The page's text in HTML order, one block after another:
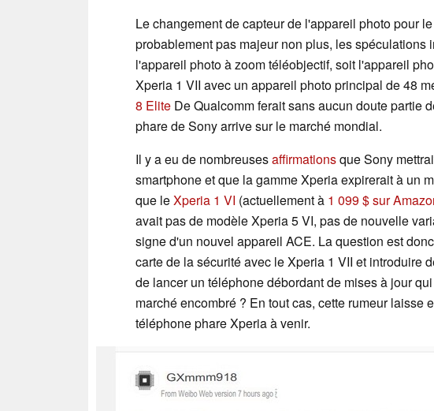
Le changement de capteur de l'appareil photo pour
probablement pas majeur non plus, les
l'appareil photo à zoom téléobjectif, soit l'appareil
Xperia 1 VII avec un appareil photo principal de 48
8 Elite De Qualcomm ferait sans aucun doute partie
phare de Sony arrive sur le marché mondial.
Il y a eu de nombreusesaffirmationsque Sony
smartphone et que la gamme Xperia expirerait à un
que leXperia 1 VI (actuellement à 1 099 $ sur
avait pas de modèle Xperia 5 VI, pas de nouvelle
signe d'un nouvel appareil ACE. La question est
carte de la sécurité avec le Xperia 1 VII et introduire
de lancer un téléphone débordant de mises à jour
marché encombré ? En tout cas, cette rumeur laisse
téléphone phare Xperia à venir.